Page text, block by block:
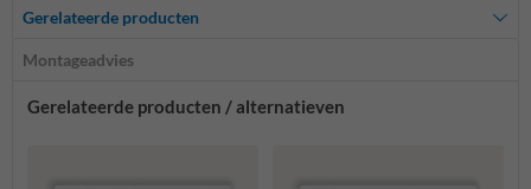
Gerelateerde producten
Montageadvies
Gerelateerde producten / alternatieven